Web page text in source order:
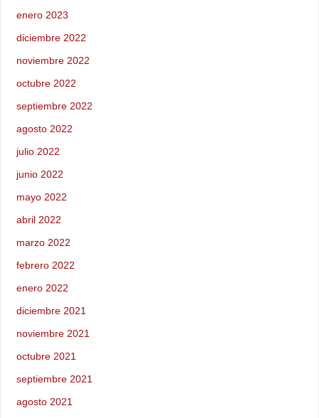
enero 2023
diciembre 2022
noviembre 2022
octubre 2022
septiembre 2022
agosto 2022
julio 2022
junio 2022
mayo 2022
abril 2022
marzo 2022
febrero 2022
enero 2022
diciembre 2021
noviembre 2021
octubre 2021
septiembre 2021
agosto 2021